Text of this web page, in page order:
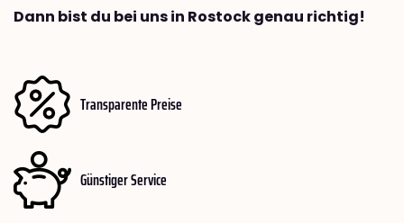
Dann bist du bei uns in Rostock genau richtig!
Transparente Preise
Günstiger Service